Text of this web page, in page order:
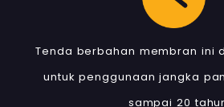
Tenda berbahan membran ini
untuk penggunaan jangka
sampai 20